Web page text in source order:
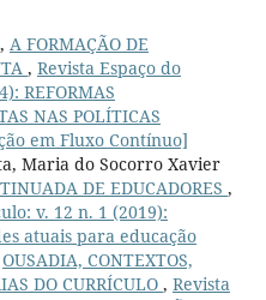
A FORMAÇÃO DE
, Revista Espaço do
REFORMAS
NAS POLÍTICAS
em Fluxo Contínuo]
Maria do Socorro Xavier
DE EDUCADORES ,
v. 12 n. 1 (2019):
atuais para educação
OUSADIA, CONTEXTOS,
DO CURRÍCULO , Revista